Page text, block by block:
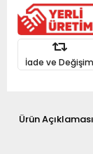
İade ve Değişim
Ürün Açıklaması